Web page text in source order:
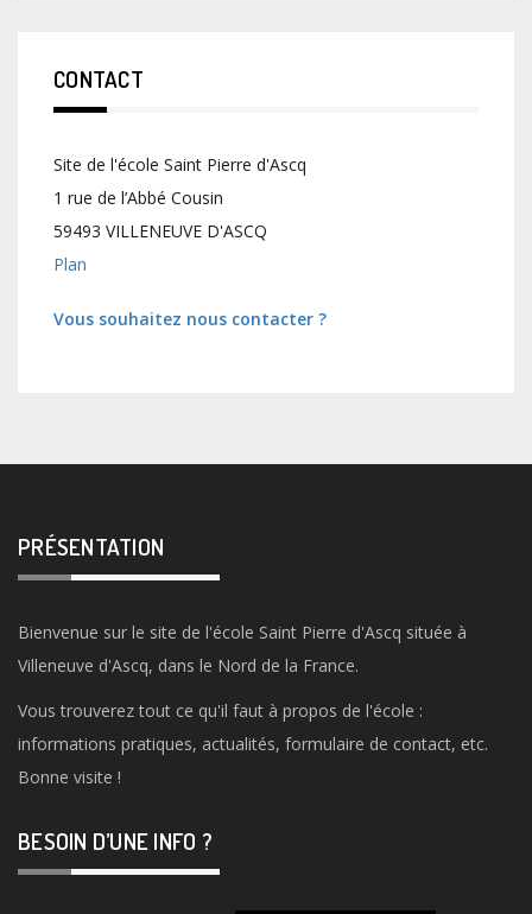
CONTACT
Site de l'école Saint Pierre d'Ascq
1 rue de l’Abbé Cousin
59493 VILLENEUVE D'ASCQ
Plan
Vous souhaitez nous contacter ?
PRÉSENTATION
Bienvenue sur le site de l'école Saint Pierre d'Ascq située à
Villeneuve d'Ascq, dans le Nord de la France.
Vous trouverez tout ce qu'il faut à propos de l'école :
informations pratiques, actualités, formulaire de contact, etc.
Bonne visite !
BESOIN D’UNE INFO ?